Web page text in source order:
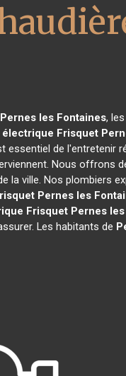
Pernes les Fontaines,
Frisquet
essentiel de l'entretenir
Nous offrons
la ville. Nos plombiers
Pernes les
Frisquet Pernes
Les habitants de